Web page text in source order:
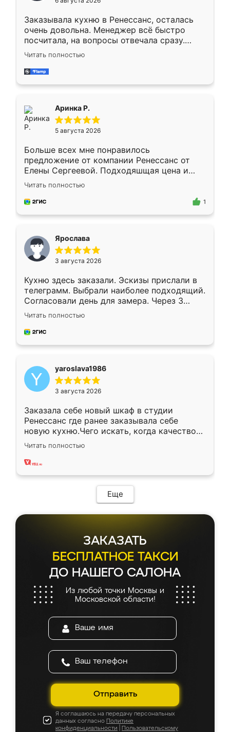
мебели буду заказывать только здесь.
Заказывала кухню в Ренессанс, осталась
очень довольна. Менеджер всё быстро
посчитала, на вопросы отвечала сразу.
Замерщик приехал в субботу, подошёл к
делу со всей ответственностью. Собрали
за день, ребята работали аккуратно, даже
Читать полностью
Аринка Р.
5 августа 2026
Больше всех мне понравилось
предложение от компании Ренессанс от
Елены Сергеевой. Подходяшщая цена и
короткие сроки изготовления. Приехавший
для замера сотрудник Владислав
предложил по моему эскизу самый
Читать полностью
1
Ярослава
3 августа 2026
Кухню здесь заказали. Эскизы прислали в
телеграмм. Выбрали наиболее подходящий.
Согласовали день для замера. Через 3
недели кухня была уже готова. Остались
довольны работой. Спасибо Ренессанс
мебель за качественную работу!
Читать полностью
yaroslava1986
3 августа 2026
Заказала себе новый шкаф в студии
Ренессанс где ранее заказывала себе
новую кухню.Чего искать, когда качеством
вполне довольна. Служит кухня уже почти
два года, нареканий нет.
Читать полностью
Еще
ЗАКАЗАТЬ
БЕСПЛАТНОЕ ТАКСИ
ДО НАШЕГО САЛОНА
Из любой точки Москвы и
Московской области!
Отправить
Я соглашаюсь на передачу персональных
данных согласно Политике
конфиденциальности
Пользовательскому